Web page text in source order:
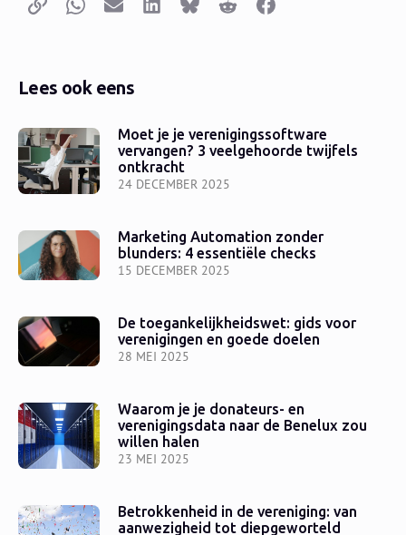
Kopieer linkWhatsappE-mailLinkedInBlueskyReddit Facebook
Lees ook eens
24 DECEMBER 2025
Moet je je verenigingssoftware
vervangen? 3 veelgehoorde twijfels
ontkracht
15 DECEMBER 2025
Marketing Automation zonder
blunders: 4 essentiële checks
28 MEI 2025
De toegankelijkheidswet: gids voor
verenigingen en goede doelen
23 MEI 2025
Waarom je je donateurs- en
verenigingsdata naar de Benelux zou
willen halen
Betrokkenheid in de vereniging: van
aanwezigheid tot diepgeworteld